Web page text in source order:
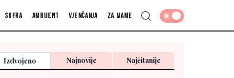
Sofra Ambijent Vjenčanja Za mame
Izdvojeno Najnovije Najčitanije